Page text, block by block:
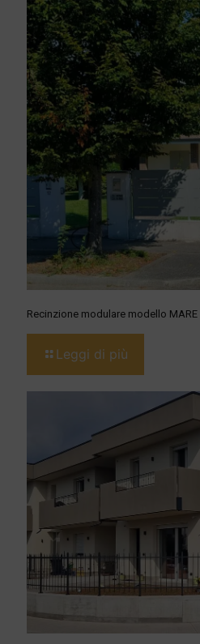
Recinzione modulare modello MARE
Leggi di più